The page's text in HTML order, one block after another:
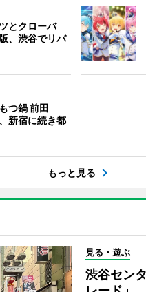
とクローバ
、渋谷でリバ
つ鍋 前田
新宿に続き都
もっと見る
見る・遊ぶ
渋谷セン